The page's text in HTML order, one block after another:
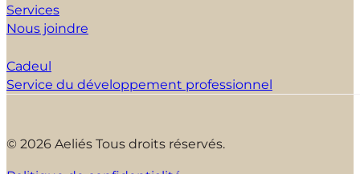
Services
Nous joindre
Cadeul
Service du développement professionnel
© 2026 Aeliés Tous droits réservés.